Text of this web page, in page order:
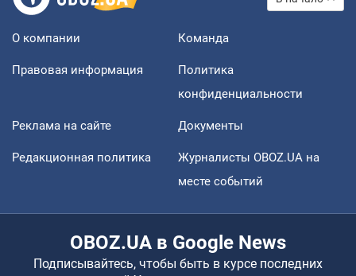
О компании Команда
Правовая информация
Политика
конфиденциальности
Реклама на сайте Документы
Редакционная политика
Журналисты OBOZ.UA на
месте событий
OBOZ.UA в Google News
Подписывайтесь, чтобы быть в курсе последних